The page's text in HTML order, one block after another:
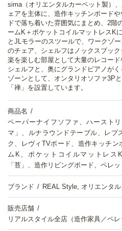
sima（オリエンタルカーペット製）
ェアを主体に、造作キッチンボード
ドで落ち着いた雰囲気にまとめ、2階
ームK＋ポケットコイルマットレスK
とJLモラーのスツールで、ワークゾ
のチェア、シェルフはノックスブッ
楽を楽しむ部屋として大量のレコー
シェルフと、奥にグランドピアノが
ゾーンとして、オンタリオソファ3P
「禅」を設置しています。
商品名
ペーパーナイフソファ、ハースト
マ」、ルナラウンドテーブル、レプ
ク、レヴィTVボード、造作キッチ
ムK、ポケットコイルマットレス
「苔」、造作リビングボード、ペレッ
ブランド REAL Style, オリエンタ
販売店舗
リアルスタイル全店（造作家具／ペレ